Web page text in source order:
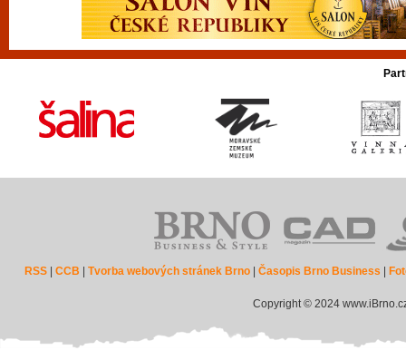
RSS |CCB |Tvorba webových stránek Brno |Časopis Brno Business
Copyright © 2024